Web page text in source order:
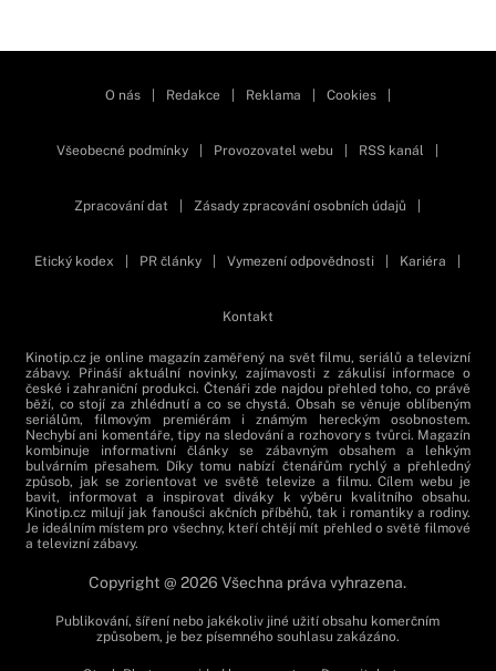
O nás Redakce Reklama Cookies
Všeobecné podmínky Provozovatel webu RSS kanál
Zpracování dat Zásady zpracování osobních údajů
Etický kodex PR články Vymezení odpovědnosti Kariéra
Kontakt
Kinotip.cz je online magazín zaměřený na svět filmu, seriálů a televizní
zábavy. Přináší aktuální novinky, zajímavosti z zákulisí informace o
české i zahraniční produkci. Čtenáři zde najdou přehled toho, co právě
běží, co stojí za zhlédnutí a co se chystá. Obsah se věnuje oblíbeným
seriálům, filmovým premiérám i známým hereckým osobnostem.
Nechybí ani komentáře, tipy na sledování a rozhovory s tvůrci. Magazín
kombinuje informativní články se zábavným obsahem a lehkým
bulvárním přesahem. Díky tomu nabízí čtenářům rychlý a přehledný
způsob, jak se zorientovat ve světě televize a filmu. Cílem webu je
bavit, informovat a inspirovat diváky k výběru kvalitního obsahu.
Kinotip.cz milují jak fanoušci akčních příběhů, tak i romantiky a rodiny.
Je ideálním místem pro všechny, kteří chtějí mít přehled o světě filmové
a televizní zábavy.
Copyright @ 2026 Všechna práva vyhrazena.
Publikování, šíření nebo jakékoliv jiné užití obsahu komerčním
způsobem, je bez písemného souhlasu zakázáno.